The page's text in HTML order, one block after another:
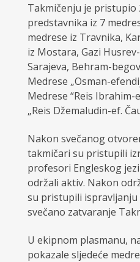
Takmičenju je pristupio
predstavnika iz 7
medrese iz Travnika,
iz Mostara, Gazi
Sarajeva, Behram-
Medrese „Osman-
Medrese “Reis Ibrahim-
„Reis Džemaludin-ef.
Nakon svečanog
takmičari su pristupili
profesori Engleskog
održali aktiv. Nakon
su pristupili ispravljanju
svečano zatvaranje
U ekipnom plasmanu,
pokazale sljedeće